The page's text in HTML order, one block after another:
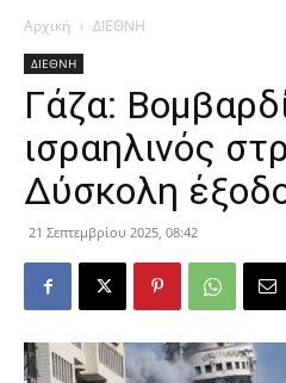
Αρχική ΔΙΕΘΝΗ
ΔΙΕΘΝΗ
Γάζα:
ισραηλινός
Δύσκολη
21 Σεπτεμβρίου 2025, 08:42